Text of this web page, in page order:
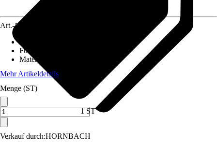
Verkauf durch:HORNBACH
Art.-Nr.
Funktionen
Material
Mehr Artikeldetails
Menge (ST)
1 ST